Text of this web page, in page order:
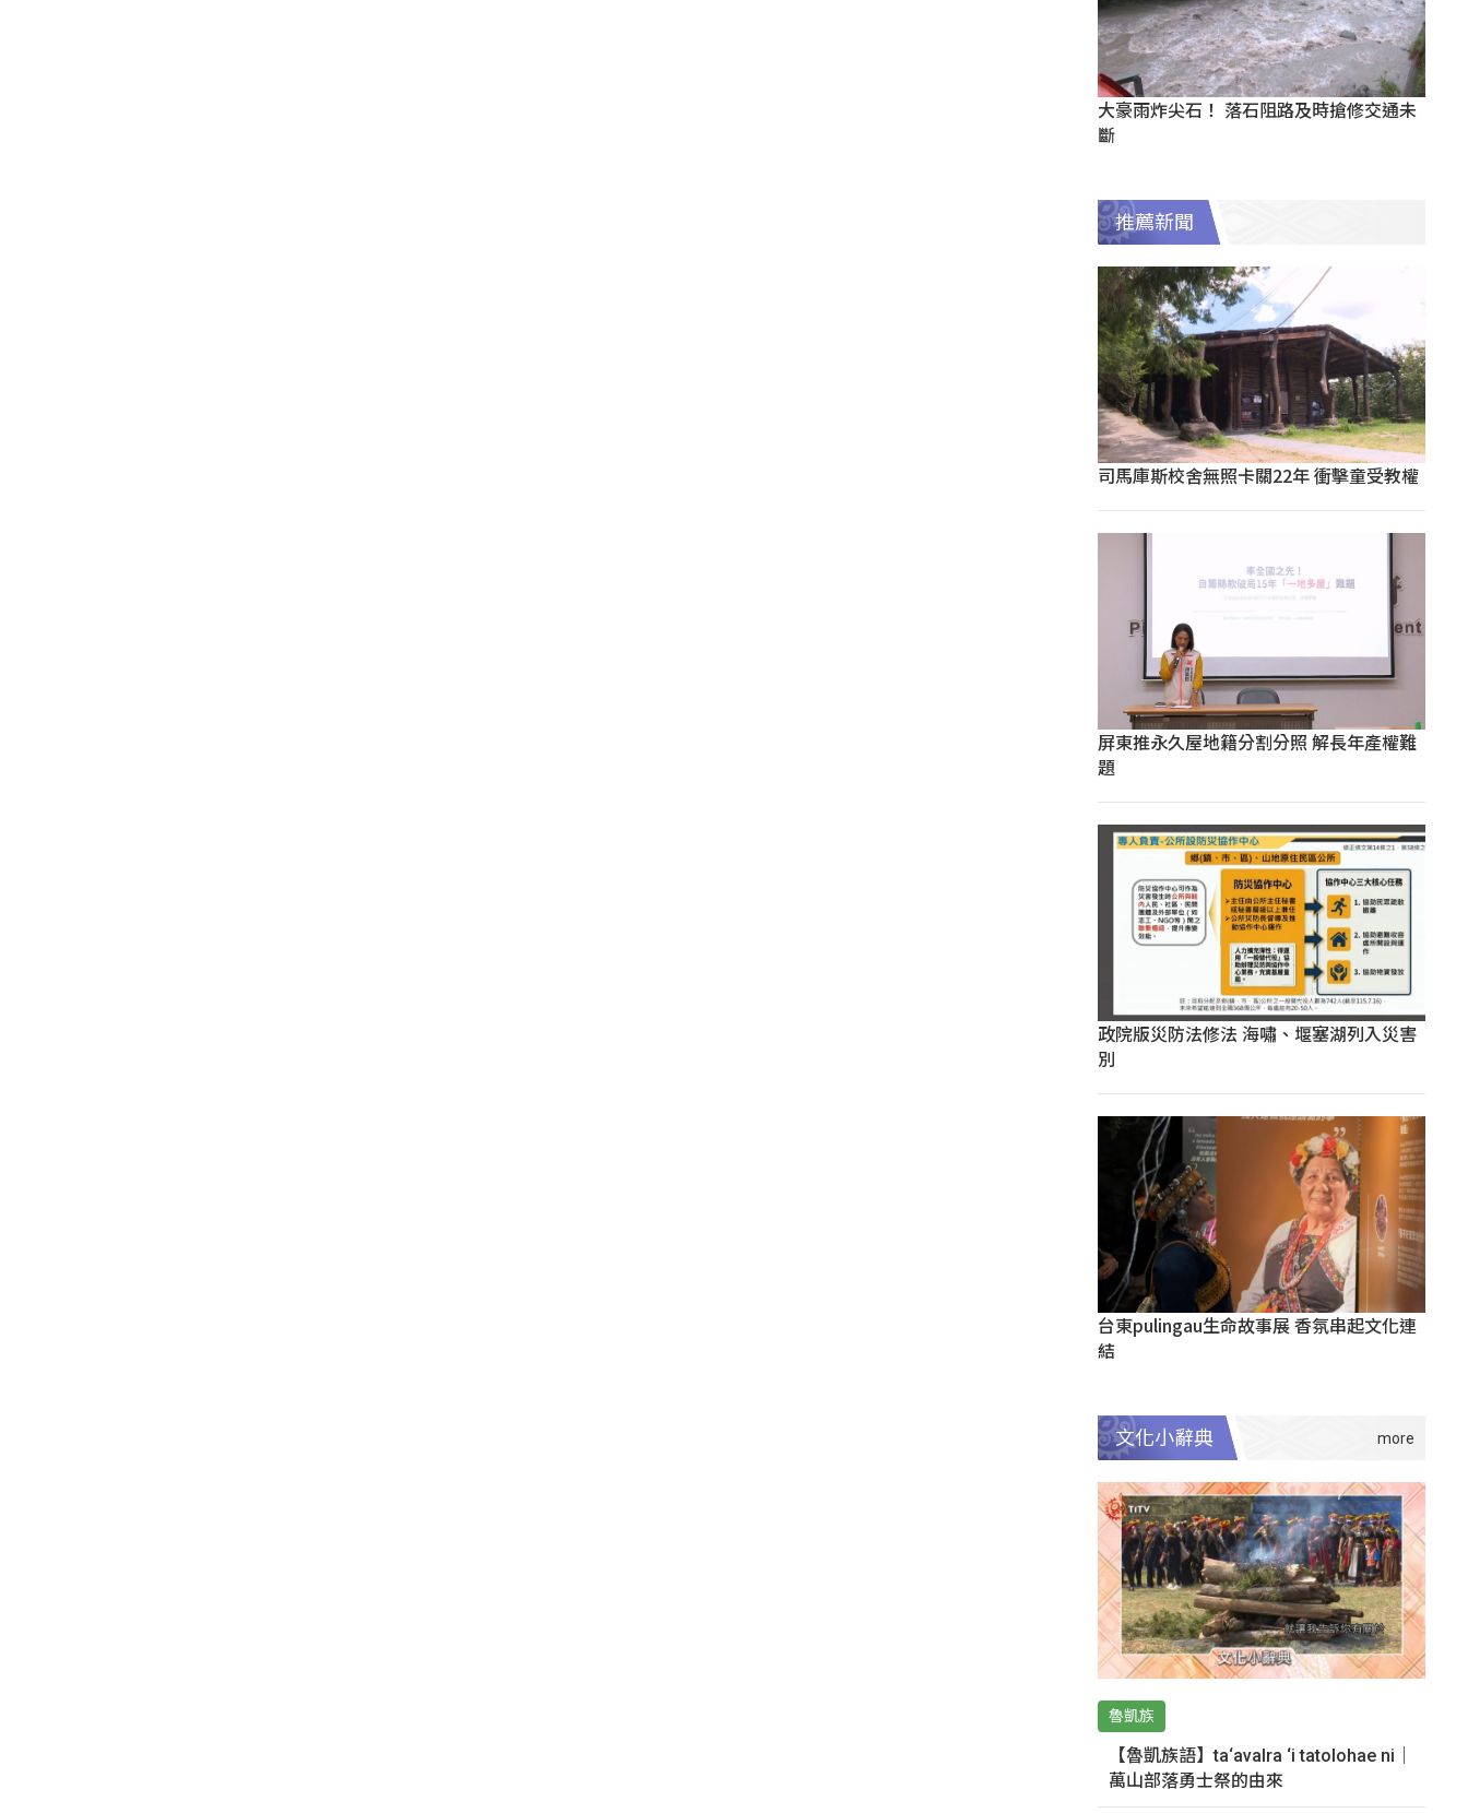
大豪雨炸尖石！ 落石阻路及時搶修交通未
斷
推薦新聞
司馬庫斯校舍無照卡關22年 衝擊童受教權
屏東推永久屋地籍分割分照 解長年產權難
題
政院版災防法修法 海嘯、堰塞湖列入災害
別
台東pulingau生命故事展 香氛串起文化連
結
文化小辭典
魯凱族
【魯凱族語】ta‘avalra ‘i tatolohae ni｜
萬山部落勇士祭的由來